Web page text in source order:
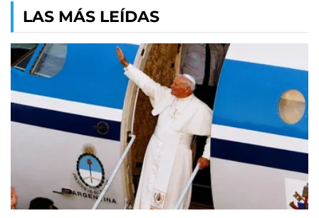
LAS MÁS LEÍDAS